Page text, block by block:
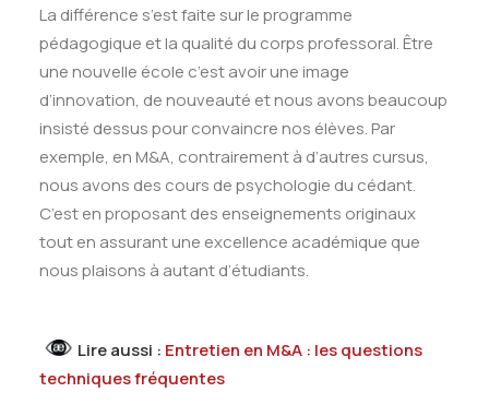
La différence s’est faite sur le programme
pédagogique et la qualité du corps professoral. Être
une nouvelle école c’est avoir une image
d’innovation, de nouveauté et nous avons beaucoup
insisté dessus pour convaincre nos élèves. Par
exemple, en M&A, contrairement à d’autres cursus,
nous avons des cours de psychologie du cédant.
C’est en proposant des enseignements originaux
tout en assurant une excellence académique que
nous plaisons à autant d’étudiants.
Lire aussi : Entretien en M&A : les questions
techniques fréquentes